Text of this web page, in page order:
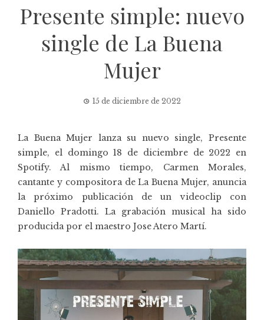
Presente simple: nuevo
single de La Buena
Mujer
15 de diciembre de 2022
La Buena Mujer lanza su nuevo single, Presente
simple, el domingo 18 de diciembre de 2022 en
Spotify. Al mismo tiempo, Carmen Morales,
cantante y compositora de La Buena Mujer, anuncia
la próximo publicación de un videoclip con
Daniello Pradotti. La grabación musical ha sido
producida por el maestro Jose Atero Martí.